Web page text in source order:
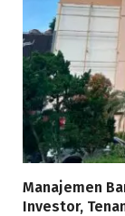
Manajemen
Investor,